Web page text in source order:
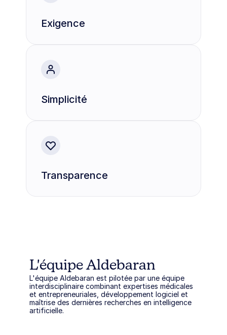
Exigence
Simplicité
Transparence
L'équipe Aldebaran
L'équipe Aldebaran est pilotée par une équipe
interdisciplinaire combinant expertises médicales
et entrepreneuriales, développement logiciel et
maîtrise des dernières recherches en intelligence
artificielle.